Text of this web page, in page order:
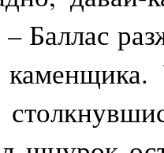
Баллас